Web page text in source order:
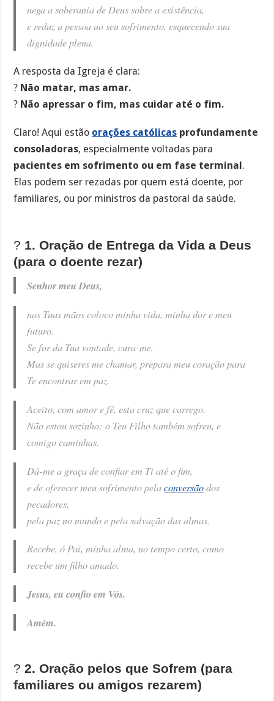
nega a soberania de Deus sobre a existência,
e reduz a pessoa ao seu sofrimento, esquecendo sua
dignidade plena.
A resposta da Igreja é clara:
? Não matar, mas amar.
? Não apressar o fim, mas cuidar até o fim.
Claro! Aqui estão orações católicas profundamente
consoladoras, especialmente voltadas para
pacientes em sofrimento ou em fase terminal .
Elas podem ser rezadas por quem está doente, por
familiares, ou por ministros da pastoral da saúde.
? 1. Oração de Entrega da Vida a Deus
(para o doente rezar)
Senhor meu Deus,
nas Tuas mãos coloco minha vida, minha dor e meu
futuro.
Se for da Tua vontade, cura-me.
Mas se quiseres me chamar, prepara meu coração para
Te encontrar em paz.
Aceito, com amor e fé, esta cruz que carrego.
Não estou sozinho: o Teu Filho também sofreu, e
comigo caminhas.
Dá-me a graça de confiar em Ti até o fim,
e de oferecer meu sofrimento pelaconversãodos
pecadores,
pela paz no mundo e pela salvação das almas.
Recebe, ó Pai, minha alma, no tempo certo, como
recebe um filho amado.
Jesus, eu confio em Vós.
Amém.
?️2. Oração pelos que Sofrem (para
familiares ou amigos rezarem)